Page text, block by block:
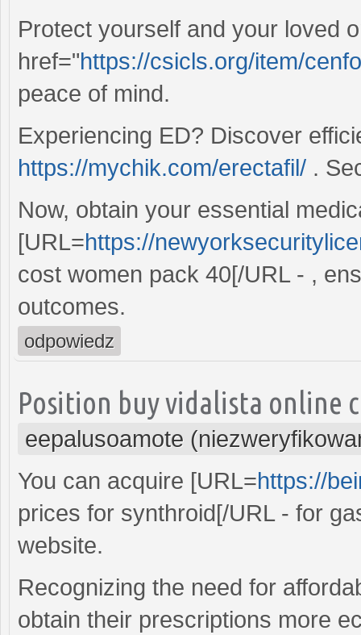
Protect yourself and your loved
href="https://csicls.org/item/
peace of mind.
Experiencing ED? Discover
https://mychik.com/erectafil/ .
Now, obtain your essential
[URL=https://
cost women pack 40[/URL - ,
outcomes.
odpowiedz
Position buy vidalista online
eepalusoamote
You can acquire [URL=https://
prices for synthroid[/URL - for
website.
Recognizing the need for
obtain their prescriptions more